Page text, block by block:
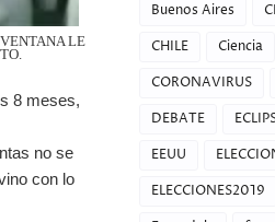
LE
8 meses,
no se
con lo
Buenos Aires
CHILE
Ciencia
CORONAVIRUS
DEBATE
EEUU
ELECCIONES2019